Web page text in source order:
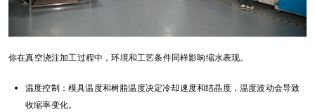
你在真空浇注加工过程中，环境和工艺条件同样影响缩水表现。
温度控制：模具温度和树脂温度决定冷却速度和结晶度，温度波动会导致
收缩率变化。